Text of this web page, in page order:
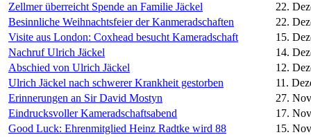
Zellmer überreicht Spende an Familie Jäckel
22.
Besinnliche Weihnachtsfeier der Kanmeradschaften
22.
Visite aus London: Coxhead besucht Kameradschaft
15.
Nachruf Ulrich Jäckel
14.
Abschied von Ulrich Jäckel
12.
Ulrich Jäckel nach schwerer Krankheit gestorben
11.
Erinnerungen an Sir David Mostyn
27.
Eindrucksvoller Kameradschaftsabend
17.
Good Luck: Ehrenmitglied Heinz Radtke wird 88
15.